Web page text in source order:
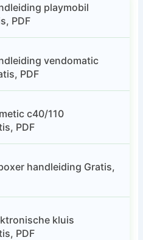
playmobil
PDF
vendomatic
PDF
c40/110
PDF
handleiding Gratis,
kluis
PDF